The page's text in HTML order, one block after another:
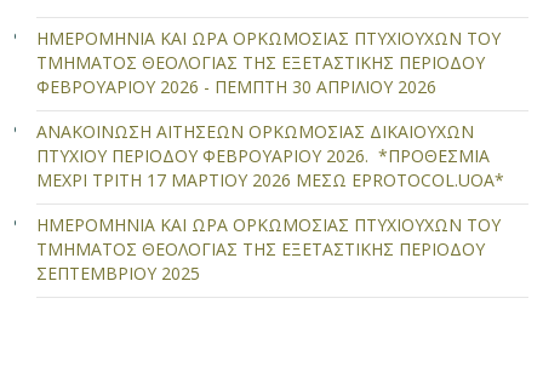
ΗΜΕΡΟΜΗΝΙΑ ΚΑΙ ΩΡΑ ΟΡΚΩΜΟΣΙΑΣ ΠΤΥΧΙΟΥΧΩΝ ΤΟΥ
ΤΜΗΜΑΤΟΣ ΘΕΟΛΟΓΙΑΣ ΤΗΣ ΕΞΕΤΑΣΤΙΚΗΣ ΠΕΡΙΟΔΟΥ
ΦΕΒΡΟΥΑΡΙΟΥ 2026 - ΠΕΜΠΤΗ 30 ΑΠΡΙΛΙΟΥ 2026
ΑΝΑΚΟΙΝΩΣΗ ΑΙΤΗΣΕΩΝ ΟΡΚΩΜΟΣΙΑΣ ΔΙΚΑΙΟΥΧΩΝ
ΠΤΥΧΙΟΥ ΠΕΡΙΟΔΟΥ ΦΕΒΡΟΥΑΡΙΟΥ 2026. *ΠΡΟΘΕΣΜΙΑ
ΜΕΧΡΙ ΤΡΙΤΗ 17 ΜΑΡΤΙΟΥ 2026 ΜΕΣΩ EPROTOCOL.UOA*
ΗΜΕΡΟΜΗΝΙΑ ΚΑΙ ΩΡΑ ΟΡΚΩΜΟΣΙΑΣ ΠΤΥΧΙΟΥΧΩΝ ΤΟΥ
ΤΜΗΜΑΤΟΣ ΘΕΟΛΟΓΙΑΣ ΤΗΣ ΕΞΕΤΑΣΤΙΚΗΣ ΠΕΡΙΟΔΟΥ
ΣΕΠΤΕΜΒΡΙΟΥ 2025